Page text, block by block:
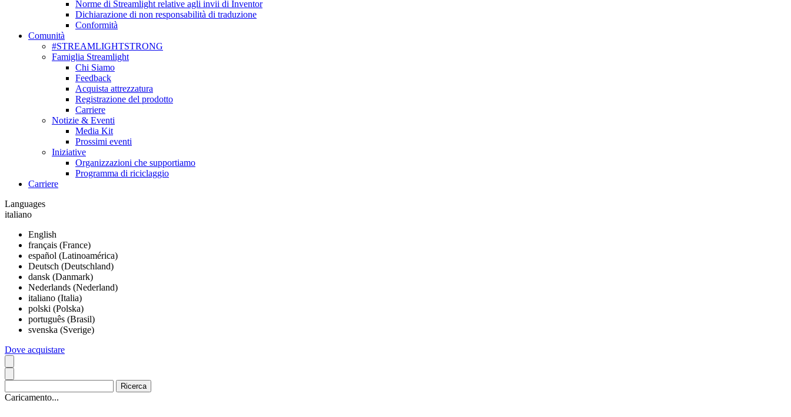
Norme di Streamlight relative agli invii di Inventor
Dichiarazione di non responsabilità di traduzione
Conformità
Comunità
#STREAMLIGHTSTRONG
Famiglia Streamlight
Chi Siamo
Feedback
Acquista attrezzatura
Registrazione del prodotto
Carriere
Notizie & Eventi
Media Kit
Prossimi eventi
Iniziative
Organizzazioni che supportiamo
Programma di riciclaggio
Carriere
Languages
italiano
English
français (France)
español (Latinoamérica)
Deutsch (Deutschland)
dansk (Danmark)
Nederlands (Nederland)
italiano (Italia)
polski (Polska)
português (Brasil)
svenska (Sverige)
Dove acquistare
Caricamento...